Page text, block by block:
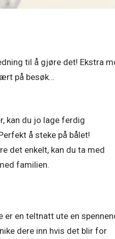
til å gjøre det! Ekstra
kan du jo lage ferdig
å steke på bålet!
det enkelt, kan du ta med
familien.
er en teltnatt ute en
dere inn hvis det blir for